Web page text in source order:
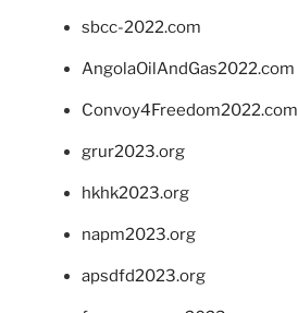
sbcc-2022.com
AngolaOilAndGas2022.com
Convoy4Freedom2022.com
grur2023.org
hkhk2023.org
napm2023.org
apsdfd2023.org